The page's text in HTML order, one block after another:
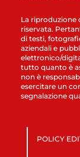
La riproduzione
riservata.
di testi,
aziendali e
elettronico/
tutto quanto è
non è
esercitare un
segnalazione
POLICY